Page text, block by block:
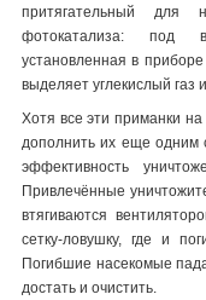
притягательный для
фотокатализа: под
установленная в
выделяет углекислый газ
Хотя все эти приманки
дополнить их еще одним
эффективность
Привлечённые
втягиваются
сетку-ловушку, где и
Погибшие насекомые
достать и очистить.